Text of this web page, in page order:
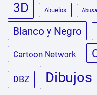
3D Abuelos
Blanco y Negro
Cartoon Network
DBZ Dibujos